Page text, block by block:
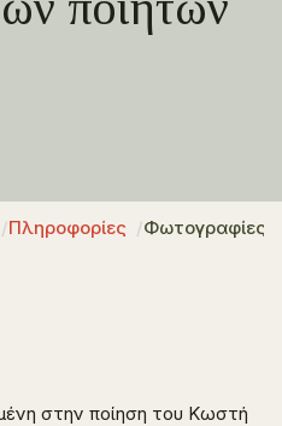
Πληροφορίες Φωτογραφίες
στην ποίηση του Κωστή